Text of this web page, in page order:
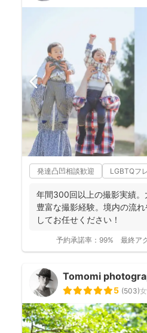
発達凸凹相談歓迎 LGBTQフ
年間300回以上の撮影実績
豊富な撮影経験。境内の流
してお任せください！
予約承諾率： 99% 最終ア
Tomomi
5 (503)